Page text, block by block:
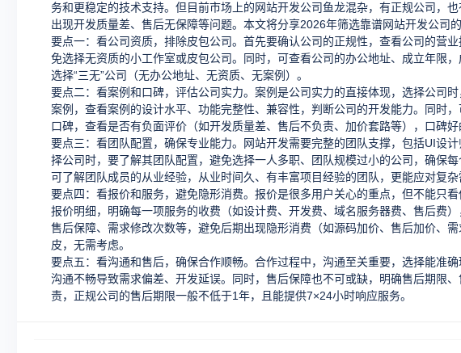
务和更稳定的技术支持。但目前市场上的网站开发公司鱼龙混杂，有正规公司，
出现开发质量差、售后无保障等问题。本文将分享2026年筛选靠谱网站开发公司
要点一：看公司资质，排除皮包公司。首先要确认公司的正规性，查看公司的营
免选择无资质的小工作室或皮包公司。同时，可查看公司的办公地址、成立年限
选择“三无”公司（无办公地址、无资质、无案例）。
要点二：看案例和口碑，评估公司实力。案例是公司实力的直接体现，选择公司
案例，查看案例的设计水平、功能完整性、兼容性，判断公司的开发能力。同时
口碑，查看是否有负面评价（如开发质量差、售后不负责、加价套路等），口碑好
要点三：看团队配置，确保专业能力。网站开发需要完整的团队支撑，包括UI设
择公司时，要了解其团队配置，避免选择一人多职、团队规模过小的公司，确保
可了解团队成员的从业经验，从业时间久、有丰富项目经验的团队，更能应对复杂
要点四：看报价和服务，避免隐形消费。报价是很多用户关心的重点，但不能只
报价明细，明确每一项服务的收费（如设计费、开发费、域名服务器费、售后费
售后保障、需求修改次数等，避免后期出现隐形消费（如源码加价、售后加价、
皮，无需考虑。
要点五：看沟通和售后，确保合作顺畅。合作过程中，沟通至关重要，选择能准
沟通不畅导致需求偏差、开发延误。同时，售后保障也不可或缺，明确售后期限
责，正规公司的售后期限一般不低于1年，且能提供7×24小时响应服务。